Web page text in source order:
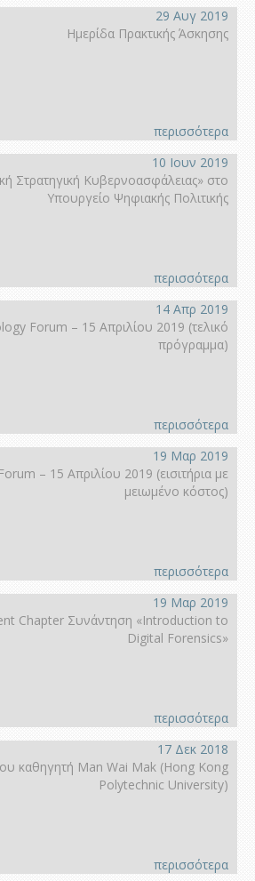
29 Αυγ 2019
Ημερίδα Πρακτικής Άσκησης
περισσότερα
10 Ιουν 2019
Στρατηγική Κυβερνοασφάλειας» στο
Υπουργείο Ψηφιακής Πολιτικής
περισσότερα
14 Απρ 2019
Forum – 15 Απριλίου 2019 (τελικό
πρόγραμμα)
περισσότερα
19 Μαρ 2019
– 15 Απριλίου 2019 (εισιτήρια με
μειωμένο κόστος)
περισσότερα
19 Μαρ 2019
Chapter Συνάντηση «Introduction to
Digital Forensics»
περισσότερα
17 Δεκ 2018
καθηγητή Man Wai Mak (Hong Kοng
Polytechnic University)
περισσότερα